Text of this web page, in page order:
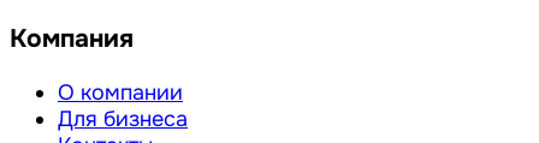
Компания
О компании
Для бизнеса